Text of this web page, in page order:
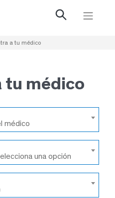
a tu médico
tu médico
médico
una opción